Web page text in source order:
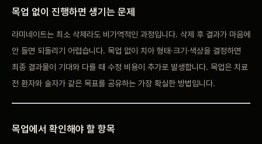
목업 없이 진행하면 생기는 문제
라미네이트는 최소 삭제라도 비가역적인 과정입니다. 삭제 후 결과가 마음에
안 들면 되돌리기 어렵습니다. 목업 없이 치아 형태·크기·색상을 결정하면
최종 결과물이 기대와 다를 때 수정 비용이 추가로 발생합니다. 목업은 치료
전 환자와 술자가 같은 목표를 공유하는 가장 확실한 방법입니다.
목업에서 확인해야 할 항목